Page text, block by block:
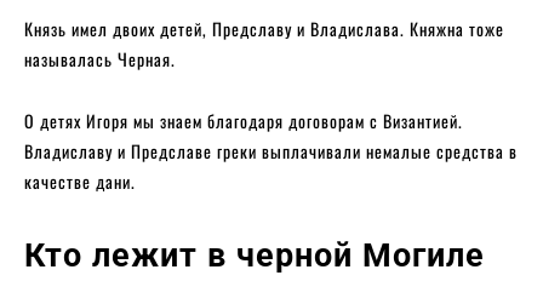
Князь имел двоих детей, Предславу и Владислава. Княжна тоже
называлась Черная.
О детях Игоря мы знаем благодаря договорам с Византией.
Владиславу и Предславе греки выплачивали немалые средства в
качестве дани.
Кто лежит в черной Могиле